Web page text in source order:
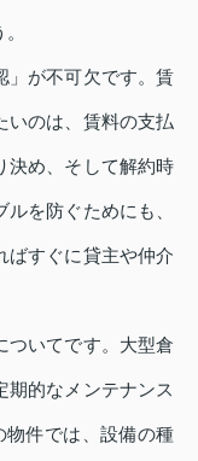
」が不可欠です。賃
いのは、賃料の支払
決め、そして解約時
を防ぐためにも、
ばすぐに貸主や仲介
ついてです。大型倉
期的なメンテナンス
物件では、設備の種